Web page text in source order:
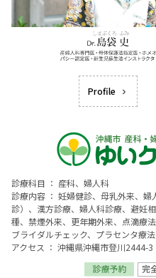
Profile
診療科目 ： 産科、婦人科
診療内容 ： 妊婦健診、母乳外来、
診）、漢方診療、婦人科診療、避妊
種、禁煙外来、更年期外来、点滴療
ブライダルチェック、プラセンタ療法
アクセス ： 沖縄県沖縄市登川2444-3